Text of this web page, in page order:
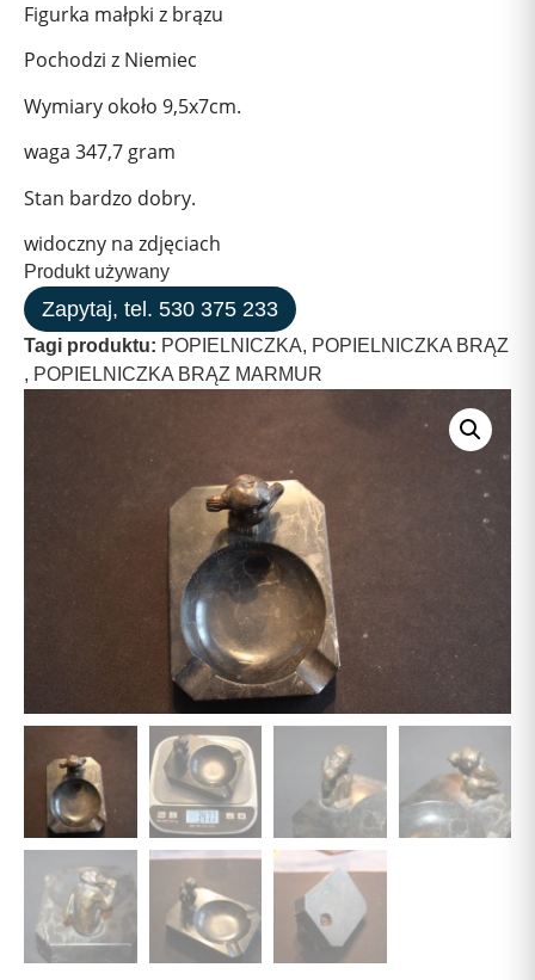
Figurka małpki z brązu
Pochodzi z Niemiec
Wymiary około 9,5x7cm.
waga 347,7 gram
Stan bardzo dobry.
widoczny na zdjęciach
Produkt używany
Zapytaj, tel. 530 375 233
Tagi produktu: POPIELNICZKA, POPIELNICZKA BRĄZ
, POPIELNICZKA BRĄZ MARMUR